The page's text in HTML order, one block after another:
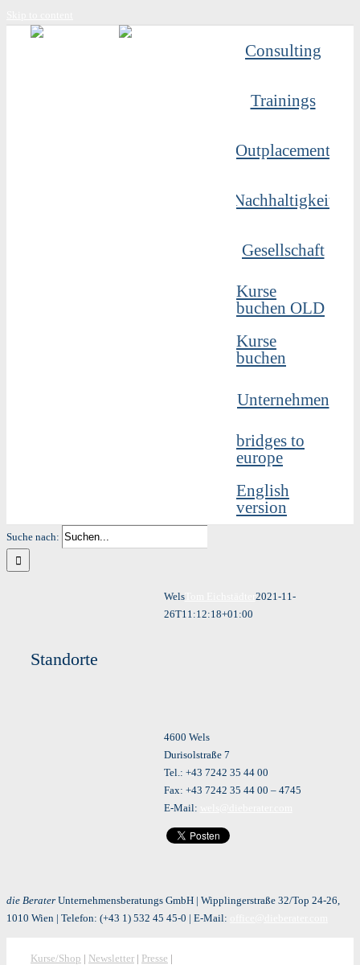
Consulting
Trainings
Outplacement
Nachhaltigkeit
Gesellschaft
Kurse
buchen OLD
Kurse
buchen
Unternehmen
bridges to
europe
English
version
Suche nach:
WelsTom Eichstädter 2021-11-
26T11:12:18+01:00
4600 Wels
Durisolstraße 7
Tel.: +43 7242 35 44 00
Fax: +43 7242 35 44 00 – 4745
E-Mail:
Standorte
die Berater Unternehmensberatungs GmbH | Wipplingerstraße 32/Top 24-26,
1010 Wien | Telefon: (+43 1) 532 45 45-0 | E-Mail:
Kurse/Shop | Newsletter | Presse |